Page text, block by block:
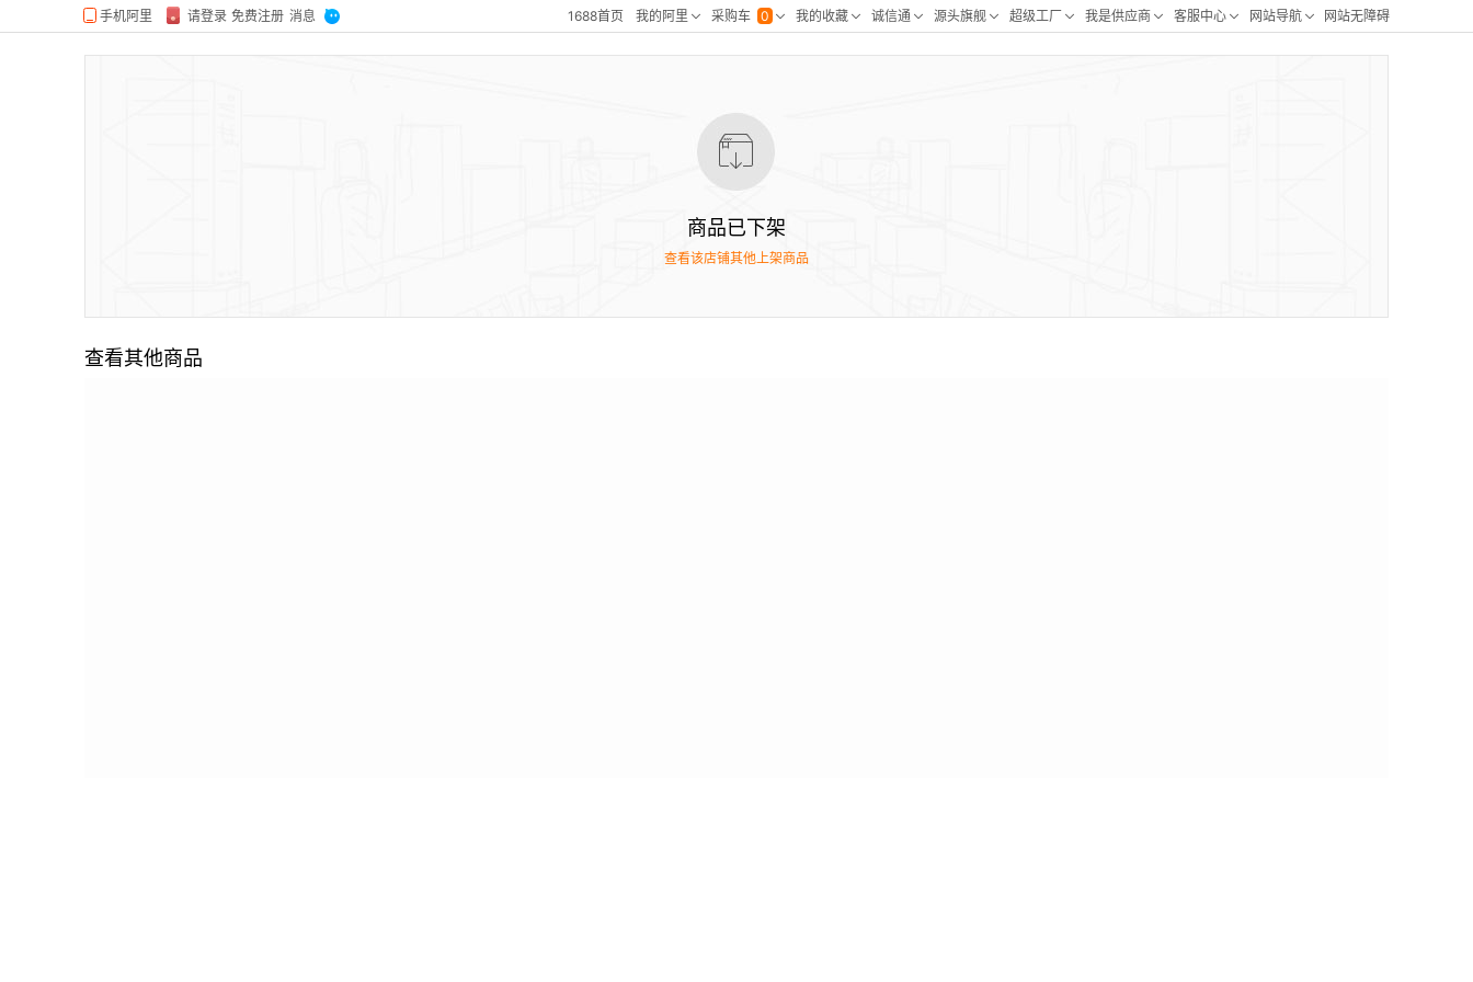
商品已下架
查看该店铺其他上架商品
查看其他商品